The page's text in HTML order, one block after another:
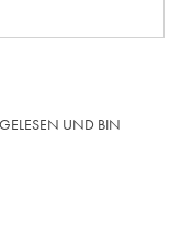
GELESEN UND BIN